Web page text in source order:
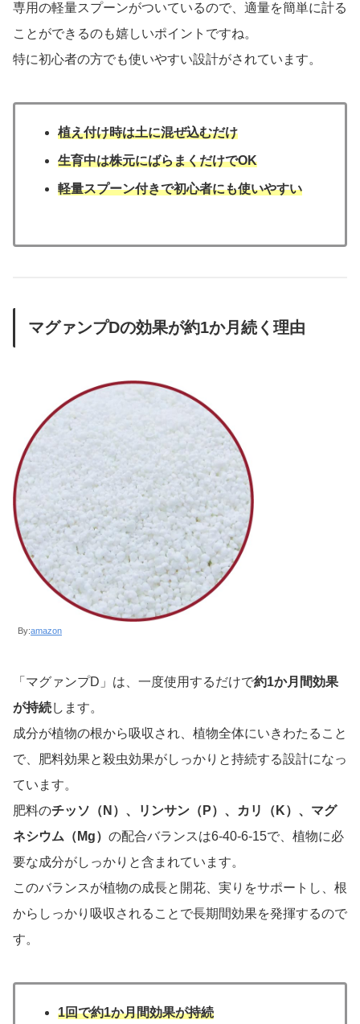
専用の軽量スプーンがついているので、適量を簡単に計る
ことができるのも嬉しいポイントですね。
特に初心者の方でも使いやすい設計がされています。
植え付け時は土に混ぜ込むだけ
生育中は株元にばらまくだけでOK
軽量スプーン付きで初心者にも使いやすい
マグァンプDの効果が約1か月続く理由
By:amazon
「マグァンプD」は、一度使用するだけで約1か月間効果
が持続します。
成分が植物の根から吸収され、植物全体にいきわたること
で、肥料効果と殺虫効果がしっかりと持続する設計になっ
ています。
肥料のチッソ（N）、リンサン（P）、カリ（K）、マグ
ネシウム（Mg） の配合バランスは6-40-6-15で、植物に必
要な成分がしっかりと含まれています。
このバランスが植物の成長と開花、実りをサポートし、根
からしっかり吸収されることで長期間効果を発揮するので
す。
1回で約1か月間効果が持続